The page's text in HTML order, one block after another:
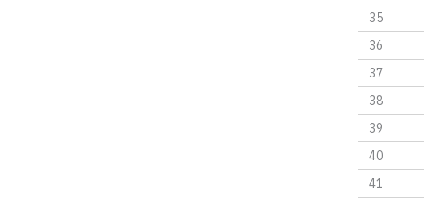
35
36
37
38
39
40
41